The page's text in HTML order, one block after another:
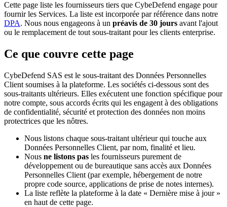
Cette page liste les fournisseurs tiers que CybeDefend engage pour
fournir les Services. La liste est incorporée par référence dans notre
DPA. Nous nous engageons à un préavis de 30 jours avant l'ajout
ou le remplacement de tout sous-traitant pour les clients enterprise.
Ce que couvre cette page
CybeDefend SAS est le sous-traitant des Données Personnelles
Client soumises à la plateforme. Les sociétés ci-dessous sont des
sous-traitants ultérieurs. Elles exécutent une fonction spécifique pour
notre compte, sous accords écrits qui les engagent à des obligations
de confidentialité, sécurité et protection des données non moins
protectrices que les nôtres.
Nous listons chaque sous-traitant ultérieur qui touche aux
Données Personnelles Client, par nom, finalité et lieu.
Nous ne listons pas les fournisseurs purement de
développement ou de bureautique sans accès aux Données
Personnelles Client (par exemple, hébergement de notre
propre code source, applications de prise de notes internes).
La liste reflète la plateforme à la date « Dernière mise à jour »
en haut de cette page.